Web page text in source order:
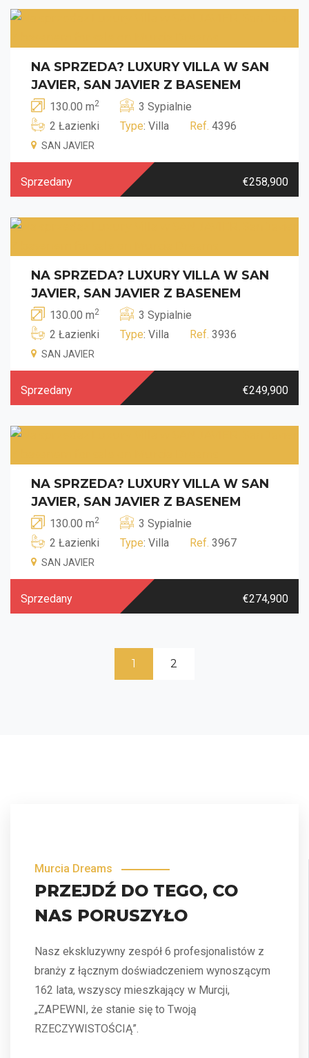
NA SPRZEDA? LUXURY VILLA W SAN
JAVIER, SAN JAVIER Z BASENEM
130.00 m2
3 Sypialnie
2 Łazienki
Type: Villa Ref. 4396
SAN JAVIER
Sprzedany €258,900
NA SPRZEDA? LUXURY VILLA W SAN
JAVIER, SAN JAVIER Z BASENEM
130.00 m2
3 Sypialnie
2 Łazienki
Type: Villa Ref. 3936
SAN JAVIER
Sprzedany €249,900
NA SPRZEDA? LUXURY VILLA W SAN
JAVIER, SAN JAVIER Z BASENEM
130.00 m2
3 Sypialnie
2 Łazienki
Type: Villa Ref. 3967
SAN JAVIER
Sprzedany €274,900
1 2
Murcia Dreams
PRZEJDŹ DO TEGO, CO
NAS PORUSZYŁO
Nasz ekskluzywny zespół 6 profesjonalistów z
branży z łącznym doświadczeniem wynoszącym
162 lata, wszyscy mieszkający w Murcji,
„ZAPEWNI, że stanie się to Twoją
RZECZYWISTOŚCIĄ”.